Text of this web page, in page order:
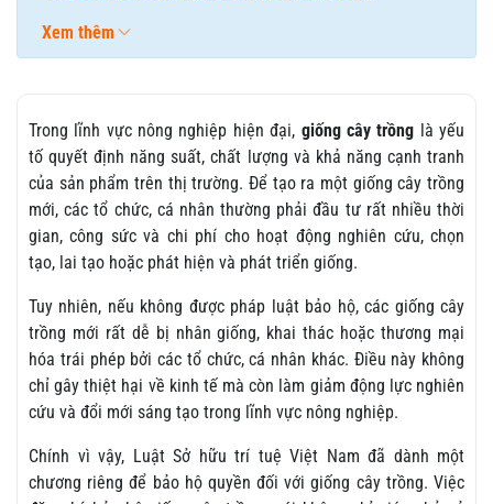
Xem thêm
Trong lĩnh vực nông nghiệp hiện đại, giống cây trồng là yếu
tố quyết định năng suất, chất lượng và khả năng cạnh tranh
của sản phẩm trên thị trường. Để tạo ra một giống cây trồng
mới, các tổ chức, cá nhân thường phải đầu tư rất nhiều thời
gian, công sức và chi phí cho hoạt động nghiên cứu, chọn
tạo, lai tạo hoặc phát hiện và phát triển giống.
Tuy nhiên, nếu không được pháp luật bảo hộ, các giống cây
trồng mới rất dễ bị nhân giống, khai thác hoặc thương mại
hóa trái phép bởi các tổ chức, cá nhân khác. Điều này không
chỉ gây thiệt hại về kinh tế mà còn làm giảm động lực nghiên
cứu và đổi mới sáng tạo trong lĩnh vực nông nghiệp.
Chính vì vậy, Luật Sở hữu trí tuệ Việt Nam đã dành một
chương riêng để bảo hộ quyền đối với giống cây trồng. Việc